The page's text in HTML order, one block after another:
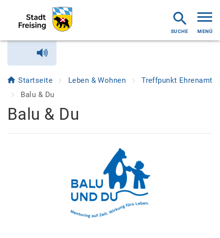
MENÜ
Startseite Leben & Wohnen
Treffpunkt Ehrenamt
Balu & Du
Balu & Du